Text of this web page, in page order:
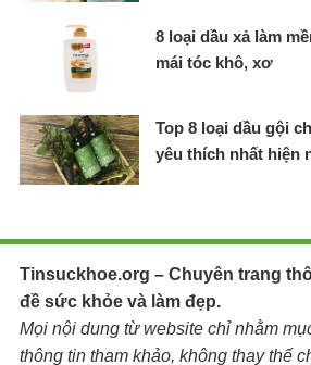
8 loại dầu xả làm
mái tóc khô, xơ
Top 8 loại dầu gội
yêu thích nhất hiện
Tinsuckhoe.org – Chuyên trang
đề sức khỏe và làm đẹp.
Mọi nội dung từ website chỉ nhằm
thông tin tham khảo, không thay thế